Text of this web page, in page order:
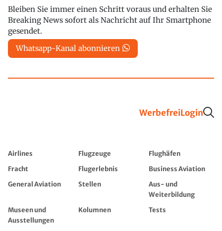
Bleiben Sie immer einen Schritt voraus und erhalten Sie
Breaking News sofort als Nachricht auf Ihr Smartphone
gesendet.
Whatsapp-Kanal abonnieren
WerbefreiLogin
Airlines Flugzeuge
Flughäfen
Fracht
Flugerlebnis
Business Aviation
General Aviation
Stellen
Aus- und
Weiterbildung
Museen und
Ausstellungen
Kolumnen Tests